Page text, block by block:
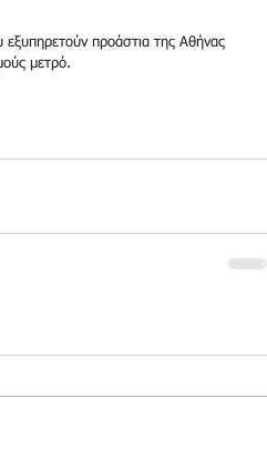
προάστια της Αθήνας
μετρό.